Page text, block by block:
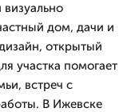
визуально
дом, дачи и
открытый
участка помогает
встреч с
В Ижевске